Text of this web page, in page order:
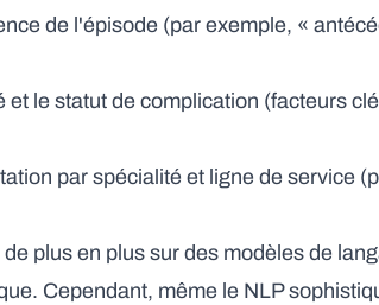
de l'épisode (par exemple, «
le statut de complication (facteurs
par spécialité et ligne de service
plus en plus sur des modèles de
Cependant, même le NLP